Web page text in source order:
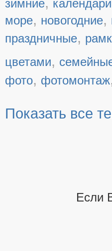
зимние календари
море, новогодние,
праздничные,
цветами,
фото, фотомонтаж
Показать все
Если